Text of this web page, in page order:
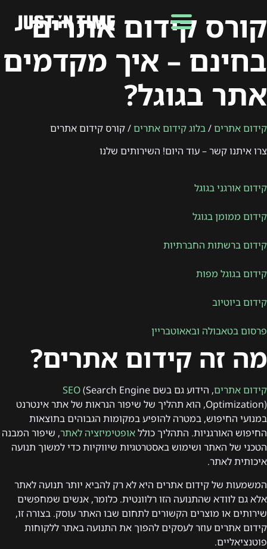
קורס קידום אתרים
בחינם – איך מקדמים
אתר בגוגל?
קידום אתרים/בלוג קידום אתרים/ קורס קידום אתרים
צרו איתנו קשר – עוד היום! השירותים שלנו
קידום אורגני בגוגל
קידום ממומן בגוגל
קידום ברשתות החברתיות
קידום בגוגל מפות
קידום ביוטיוב
פרסום בטאבולה ובאאוטבריין
מה זה קידום אתרים?
קידום אתרים, הידוע גם בשם SEO(Search Engine
Optimization), הוא תהליך של שיפור הנראות של אתר אינטרנט
במנועי החיפוש, במטרה להופיע במקומות הגבוהים בתוצאות
החיפוש האורגניות. התהליך כוללאופטימיזציה לאתר, שיפור המבנה
הטכני של האתר ושימוש באסטרטגיות שיווקיות כדי למשוך תנועה
איכותית לאתר.
המשמעות של קידום אתרים היא לא רק להביא יותר תנועה לאתר
אלא גם לוודא שהתנועה הזו רלוונטית. כלומר, אנשים שמחפשים
שירותים או מוצרים הקשורים לתחום שבו האתר עוסק. בצורה זו,
קידום אתרים עוזר לעסקים להפוך את התנועה באתר ללקוחות
פוטנציאליים.